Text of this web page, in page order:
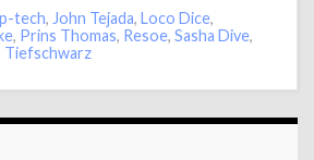
tech, John Tejada, Loco Dice,
, Prins Thomas, Resoe, Sasha Dive,
Tiefschwarz